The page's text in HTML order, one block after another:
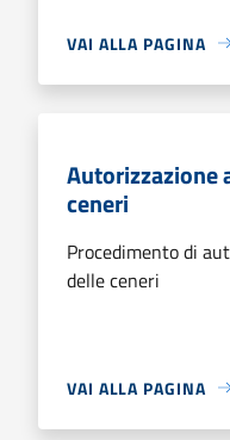
VAI ALLA PAGINA
Autorizzazione
ceneri
Procedimento di
delle ceneri
VAI ALLA PAGINA